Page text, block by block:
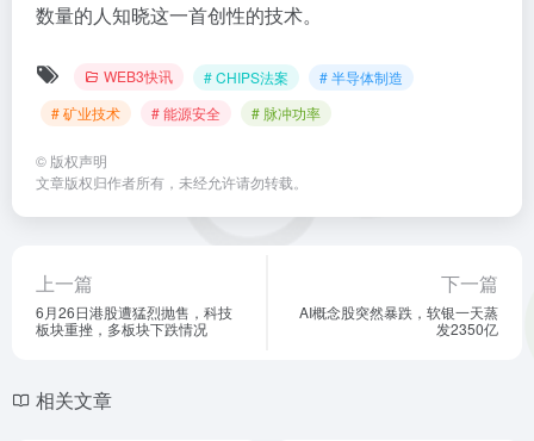
数量的人知晓这一首创性的技术。
WEB3快讯 # CHIPS法案
# 半导体制造
# 矿业技术
# 能源安全 # 脉冲功率
© 版权声明
文章版权归作者所有，未经允许请勿转载。
上一篇
6月26日港股遭猛烈抛售，科技
板块重挫，多板块下跌情况
下一篇
AI概念股突然暴跌，软银一天蒸
发2350亿
相关文章